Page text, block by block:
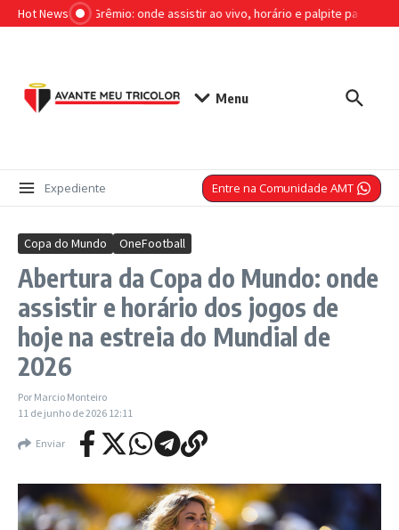
Ir para o conteúdo
Hot News
São Paulo x Grêmio: onde assistir ao vivo, horário e palpite para o
Menu
Expediente Entre na Comunidade AMT
Copa do Mundo OneFootball
Abertura da Copa do Mundo: onde
assistir e horário dos jogos de
hoje na estreia do Mundial de
2026
Por Marcio Monteiro
11 de junho de 2026 12:11
Enviar